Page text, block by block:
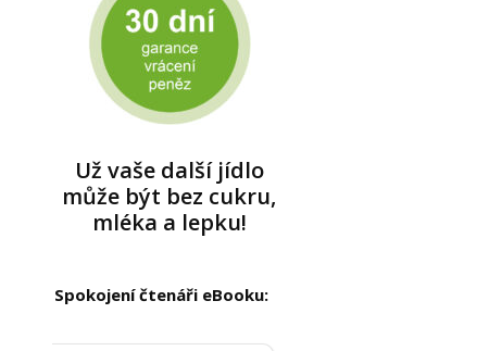
Už vaše další jídlo
může být bez cukru,
mléka a lepku!
Spokojení čtenáři eBooku: